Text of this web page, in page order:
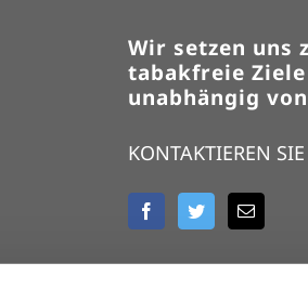
Wir setzen uns
tabakfreie
unabhängig
KONTAKTIEREN